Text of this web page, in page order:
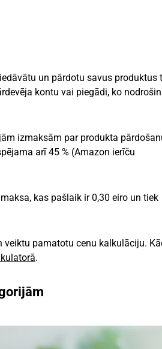
un pārdotu savus produktus
kontu vai piegādi, ko
izmaksām par produkta
arī 45 % (Amazon ierīču
kas pašlaik ir 0,30 eiro un tiek
pamatotu cenu kalkulāciju.
.